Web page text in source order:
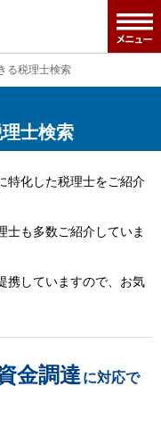
る税理士検索
理士検索
特化した税理士をご紹介
士も多数ご紹介していま
携していますので、お気
金調達 に対応で